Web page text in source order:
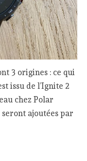
3 origines : ce qui
issu de l’Ignite 2
chez Polar
ajoutées par